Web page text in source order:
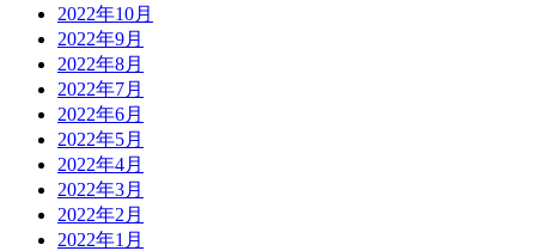
2022年10月
2022年9月
2022年8月
2022年7月
2022年6月
2022年5月
2022年4月
2022年3月
2022年2月
2022年1月